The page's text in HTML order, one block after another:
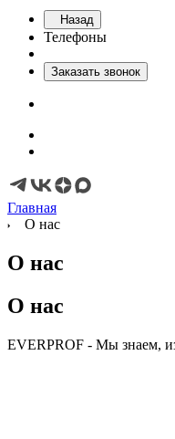
Назад
Телефоны
Заказать звонок
Главная
О нас
О нас
О нас
EVERPROF - Мы знаем,